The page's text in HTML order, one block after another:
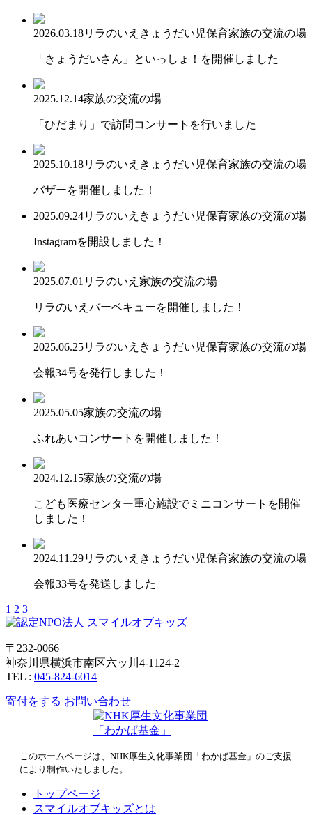
2026.03.18リラのいえ きょうだい児保育家族の交流の場
「きょうだいさん」といっしょ！を開催しました
2025.12.14家族の交流の場
「ひだまり」で訪問コンサートを行いました
2025.10.18リラのいえ きょうだい児保育家族の交流の場
バザーを開催しました！
2025.09.24リラのいえ きょうだい児保育家族の交流の場
Instagramを開設しました！
2025.07.01 リラのいえ 家族の交流の場
リラのいえバーベキューを開催しました！
2025.06.25リラのいえ きょうだい児保育家族の交流の場
会報34号を発行しました！
2025.05.05家族の交流の場
ふれあいコンサートを開催しました！
2024.12.15家族の交流の場
こども医療センター重心施設でミニコンサートを開催
しました！
2024.11.29リラのいえ きょうだい児保育家族の交流の場
会報33号を発送しました
1 2 3
〒232-0066
神奈川県横浜市南区六ッ川4-1124-2
TEL : 045-824-6014
寄付をする お問い合わせ
このホームページは、NHK厚生文化事業団「わかば基金」のご支援
により制作いたしました。
トップページ
スマイルオブキッズとは